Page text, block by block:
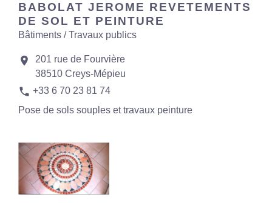
BABOLAT JEROME REVETEMENTS
DE SOL ET PEINTURE
Bâtiments / Travaux publics
location_on
201 rue de Fourvière
38510 Creys-Mépieu
phone +33 6 70 23 81 74
Pose de sols souples et travaux peinture